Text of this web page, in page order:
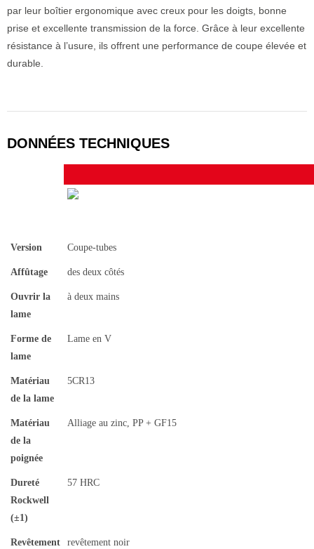
par leur boîtier ergonomique avec creux pour les doigts, bonne
prise et excellente transmission de la force. Grâce à leur excellente
résistance à l’usure, ils offrent une performance de coupe élevée et
durable.
DONNÉES TECHNIQUES
Version Coupe-tubes
Affûtage des deux côtés
Ouvrir la
lame
à deux mains
Forme de
lame
Lame en V
Matériau
de la lame
5CR13
Matériau
de la
poignée
Alliage au zinc, PP + GF15
Dureté
Rockwell
(±1)
57 HRC
Revêtement
revêtement noir